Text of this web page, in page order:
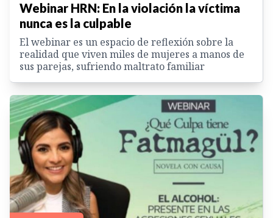
Webinar HRN: En la violación la víctima
nunca es la culpable
El webinar es un espacio de reflexión sobre la
realidad que viven miles de mujeres a manos de
sus parejas, sufriendo maltrato familiar